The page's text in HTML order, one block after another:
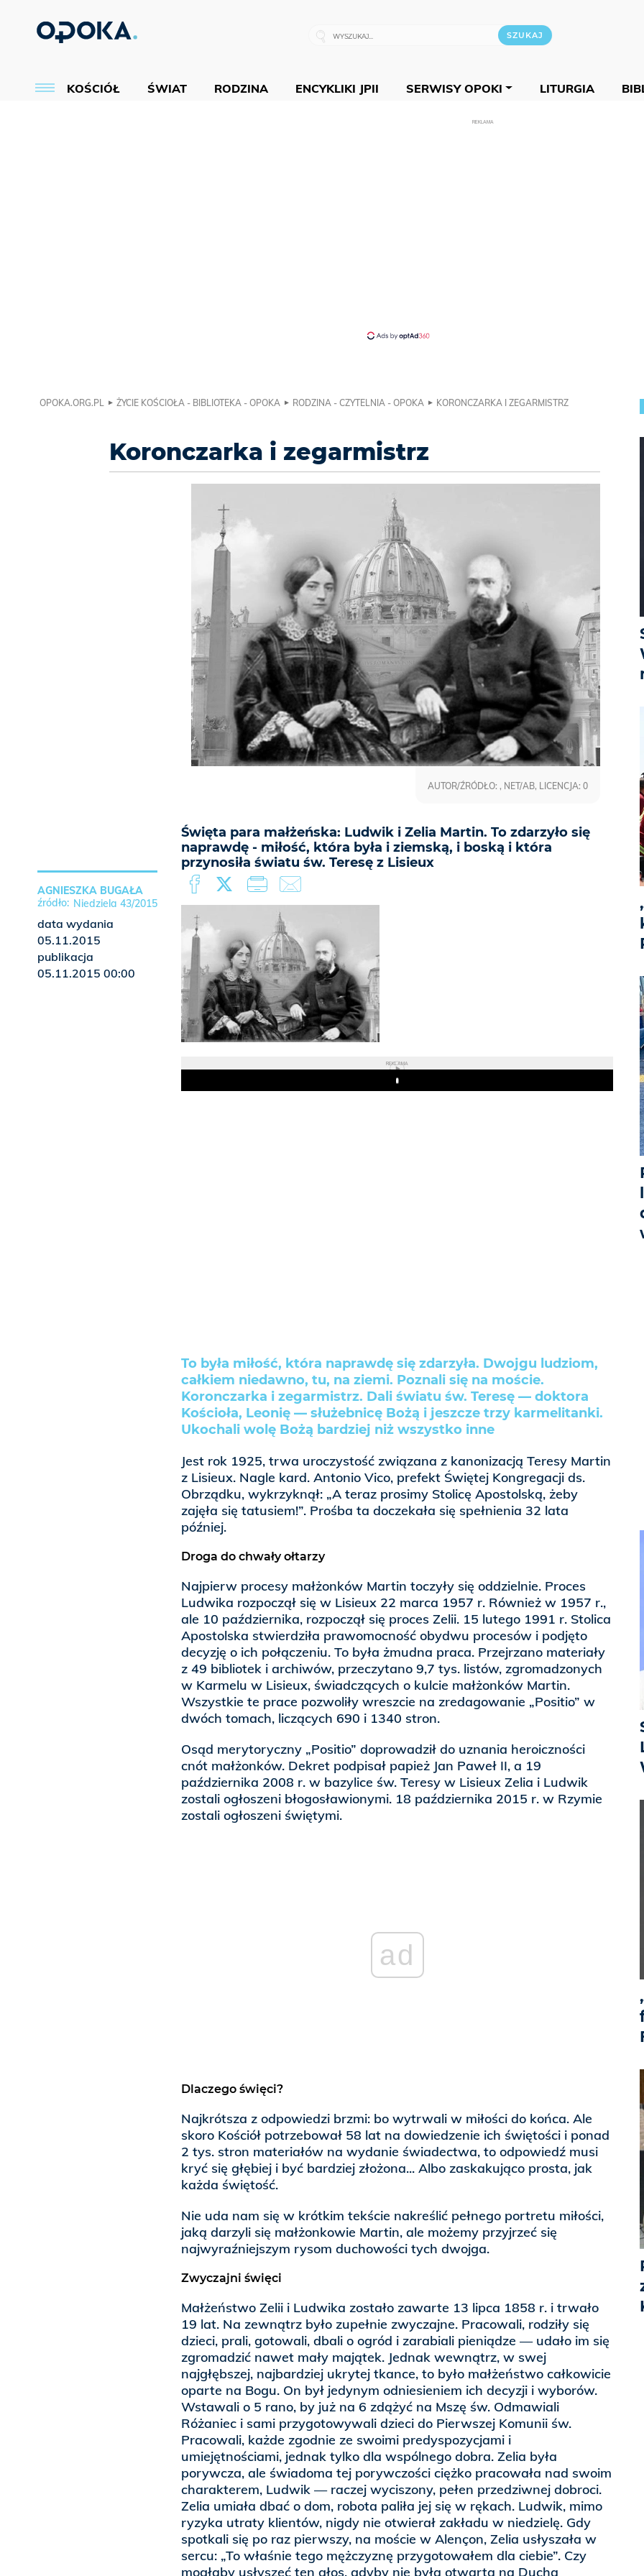
KOŚCIÓŁ ŚWIAT RODZINA ENCYKLIKI JPII SERWISY OPOKI LITURGIA
REKLAMA
OPOKA.ORG.PL ŻYCIE KOŚCIOŁA - BIBLIOTEKA - OPOKA RODZINA - CZYTELNIA - OPOKA KORONCZARKA I ZEGARMISTRZ
Koronczarka i zegarmistrz
Święta para małżeńska: Ludwik i Zelia Martin. To zdarzyło się
naprawdę - miłość, która była i ziemską, i boską i która
przynosiła światu św. Teresę z Lisieux
AUTOR/ŹRÓDŁO: , NET/AB, LICENCJA: 0
REKLAMA
Play
To była miłość, która naprawdę się zdarzyła. Dwojgu ludziom,
całkiem niedawno, tu, na ziemi. Poznali się na moście.
Koronczarka i zegarmistrz. Dali światu św. Teresę — doktora
Kościoła, Leonię — służebnicę Bożą i jeszcze trzy karmelitanki.
Ukochali wolę Bożą bardziej niż wszystko inne
Jest rok 1925, trwa uroczystość związana z kanonizacją Teresy Martin
z Lisieux. Nagle kard. Antonio Vico, prefekt Świętej Kongregacji ds.
Obrządku, wykrzyknął: „A teraz prosimy Stolicę Apostolską, żeby
zajęła się tatusiem!”. Prośba ta doczekała się spełnienia 32 lata
później.
Droga do chwały ołtarzy
Najpierw procesy małżonków Martin toczyły się oddzielnie. Proces
Ludwika rozpoczął się w Lisieux 22 marca 1957 r. Również w 1957 r.,
ale 10 października, rozpoczął się proces Zelii. 15 lutego 1991 r. Stolica
Apostolska stwierdziła prawomocność obydwu procesów i podjęto
decyzję o ich połączeniu. To była żmudna praca. Przejrzano materiały
z 49 bibliotek i archiwów, przeczytano 9,7 tys. listów, zgromadzonych
w Karmelu w Lisieux, świadczących o kulcie małżonków Martin.
Wszystkie te prace pozwoliły wreszcie na zredagowanie „Positio” w
dwóch tomach, liczących 690 i 1340 stron.
Osąd merytoryczny „Positio” doprowadził do uznania heroiczności
cnót małżonków. Dekret podpisał papież Jan Paweł II, a 19
października 2008 r. w bazylice św. Teresy w Lisieux Zelia i Ludwik
zostali ogłoszeni błogosławionymi. 18 października 2015 r. w Rzymie
zostali ogłoszeni świętymi.
ad
Dlaczego święci?
Najkrótsza z odpowiedzi brzmi: bo wytrwali w miłości do końca. Ale
skoro Kościół potrzebował 58 lat na dowiedzenie ich świętości i ponad
2 tys. stron materiałów na wydanie świadectwa, to odpowiedź musi
kryć się głębiej i być bardziej złożona... Albo zaskakująco prosta, jak
każda świętość.
Nie uda nam się w krótkim tekście nakreślić pełnego portretu miłości,
jaką darzyli się małżonkowie Martin, ale możemy przyjrzeć się
najwyraźniejszym rysom duchowości tych dwojga.
Zwyczajni święci
Małżeństwo Zelii i Ludwika zostało zawarte 13 lipca 1858 r. i trwało
19 lat. Na zewnątrz było zupełnie zwyczajne. Pracowali, rodziły się
dzieci, prali, gotowali, dbali o ogród i zarabiali pieniądze — udało im się
zgromadzić nawet mały majątek. Jednak wewnątrz, w swej
najgłębszej, najbardziej ukrytej tkance, to było małżeństwo całkowicie
oparte na Bogu. On był jedynym odniesieniem ich decyzji i wyborów.
Wstawali o 5 rano, by już na 6 zdążyć na Mszę św. Odmawiali
Różaniec i sami przygotowywali dzieci do Pierwszej Komunii św.
Pracowali, każde zgodnie ze swoimi predyspozycjami i
umiejętnościami, jednak tylko dla wspólnego dobra. Zelia była
porywcza, ale świadoma tej porywczości ciężko pracowała nad swoim
charakterem, Ludwik — raczej wyciszony, pełen przedziwnej dobroci.
Zelia umiała dbać o dom, robota paliła jej się w rękach. Ludwik, mimo
ryzyka utraty klientów, nigdy nie otwierał zakładu w niedzielę. Gdy
spotkali się po raz pierwszy, na moście w Alençon, Zelia usłyszała w
sercu: „To właśnie tego mężczyznę przygotowałem dla ciebie”. Czy
mogłaby usłyszeć ten głos, gdyby nie była otwarta na Ducha
AGNIESZKA BUGAŁA
Niedziela 43/2015
data wydania
05.11.2015
publikacja
05.11.2015 00:00